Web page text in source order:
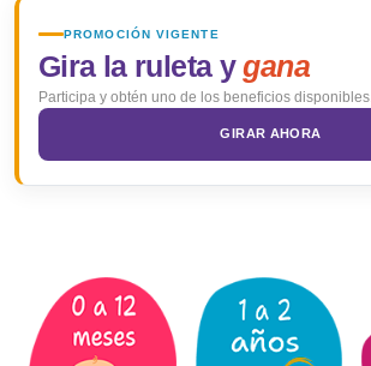
PROMOCIÓN VIGENTE
Gira la ruleta ygana
Participa y obtén uno de los beneficios disponibles.
GIRAR AHORA